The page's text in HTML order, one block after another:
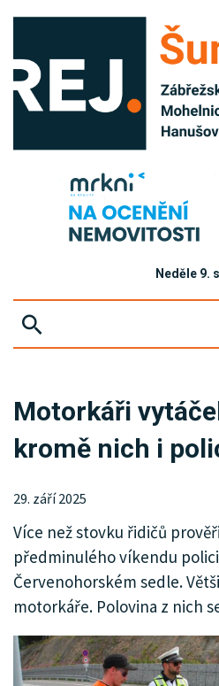
Neděle 9.
KRIMI
SPORT
KULTURA
SPOLEČNOST
MENU
INZERCE
Motorkáři
kromě nich i
29. září 2025
Více než stovku řidičů
předminulého víkendu
Červenohorském sedle.
motorkáře. Polovina z nich